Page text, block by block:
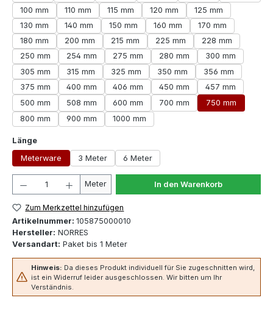
100 mm
110 mm 115 mm 120 mm
125 mm
130 mm
140 mm 150 mm 160 mm
170 mm
180 mm
200 mm 215 mm 225 mm
228 mm
250 mm
254 mm 275 mm 280 mm
300 mm
305 mm
315 mm 325 mm 350 mm
356 mm
375 mm
400 mm 406 mm 450 mm
457 mm
500 mm
508 mm 600 mm 700 mm
750 mm
800 mm
900 mm 1000 mm
Längeauswählen
Meterware
3 Meter 6 Meter
Produkt Anzahl: Gib den gewünschten Wert ein
Meter In den Warenkorb
Zum Merkzettel hinzufügen
Artikelnummer: 105875000010
Hersteller: NORRES
Versandart: Paket bis 1 Meter
Hinweis: Da dieses Produkt individuell für Sie zugeschnitten wird,
ist ein Widerruf leider ausgeschlossen. Wir bitten um Ihr
Verständnis.